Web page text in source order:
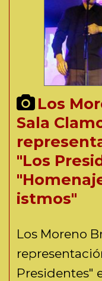
Los
Sala
"Los
istmos"
Los Moreno
Presidentes"